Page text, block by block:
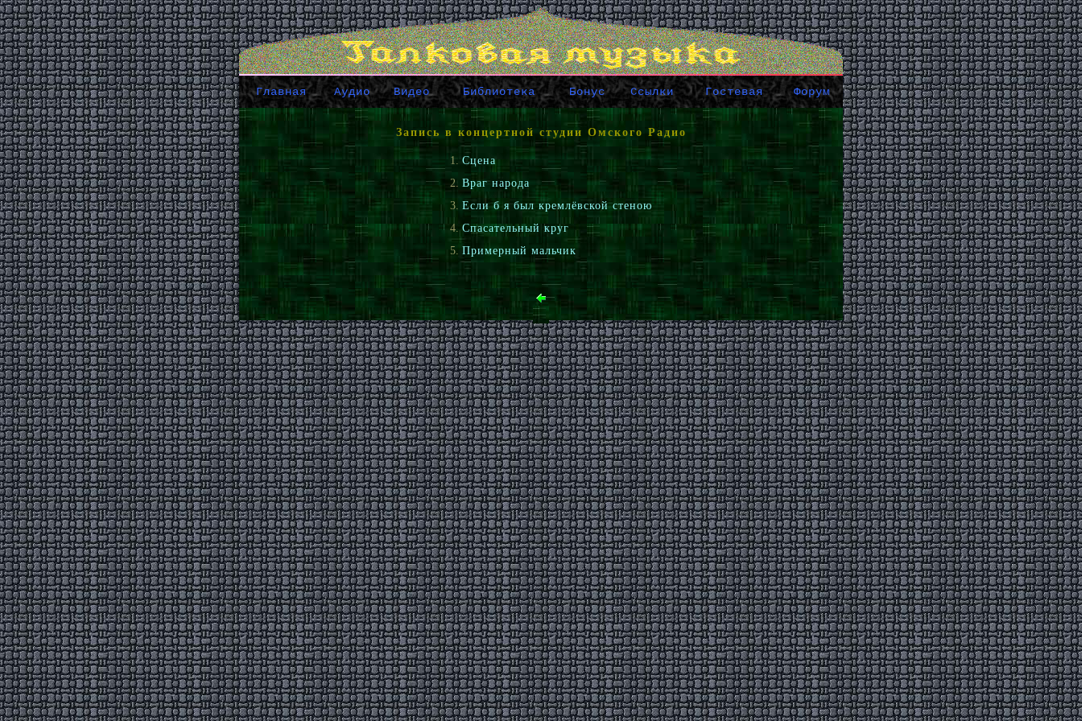
Главная Аудио Видео Библиотека Бонус Ссылки Гостевая Форум
Запись в концертной студии Омского Радио
Сцена
Враг народа
Если б я был кремлёвской стеною
Спасательный круг
Примерный мальчик